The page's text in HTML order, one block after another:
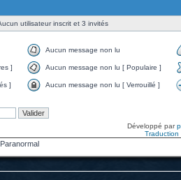
utilisateur inscrit et 3 invités
Aucun message non lu
] Aucun message non lu [ Populaire ]
] Aucun message non lu [ Verrouillé ]
Développé par
Traduction